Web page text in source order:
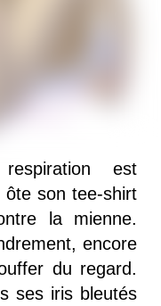
est
ôte son tee-shirt
la mienne.
encore
du regard.
ses iris bleutés